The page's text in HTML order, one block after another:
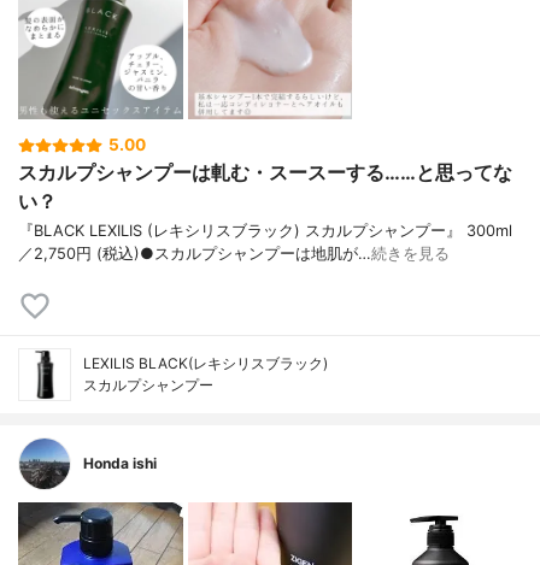
5.00
スカルプシャンプーは軋む・スースーする……と思ってな
い？
『BLACK LEXILIS (レキシリスブラック) スカルプシャンプー』 300ml
／2,750円 (税込)●スカルプシャンプーは地肌が…続きを見る
LEXILIS BLACK(レキシリスブラック)
スカルプシャンプー
Honda ishi